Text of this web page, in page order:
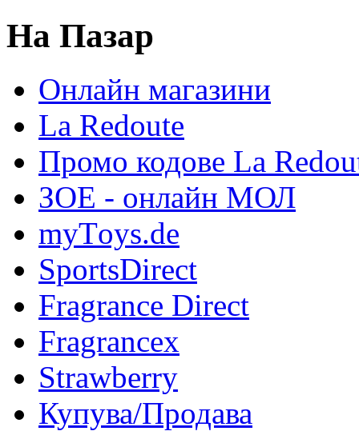
На Пазар
Онлайн магазини
La Redoute
Промо кодове La
ЗОЕ - онлайн МОЛ
myТoys.de
SportsDirect
Fragrance Direct
Fragrancex
Strawberry
Купува/Продава